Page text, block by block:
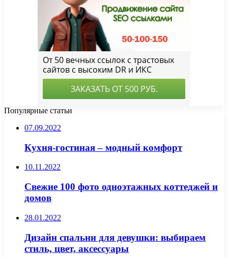
Популярные статьи
07.09.2022
Кухня-гостиная – модный комфорт
10.11.2022
Свежие 100 фото одноэтажных коттеджей и
домов
28.01.2022
Дизайн спальни для девушки: выбираем
стиль, цвет, аксессуары